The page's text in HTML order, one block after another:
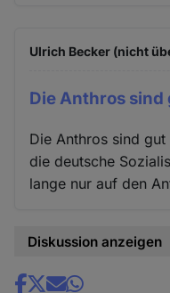
Ulrich Becker (nicht
Die Anthros sind
Die Anthros sind
die deutsche
lange nur auf den
Diskussion anzeigen